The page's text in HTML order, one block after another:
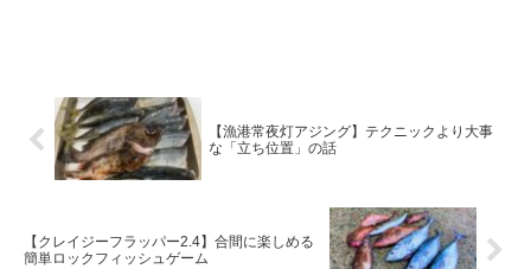
【漁港常夜灯アジング】テクニックより大事
な「立ち位置」の話
【クレイジーフラッパー2.4】合間に楽しめる
簡単ロックフィッシュゲーム